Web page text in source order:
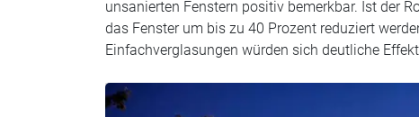
unsanierten Fenstern positiv bemerkbar. Ist der
das Fenster um bis zu 40 Prozent reduziert
Einfachverglasungen würden sich deutliche